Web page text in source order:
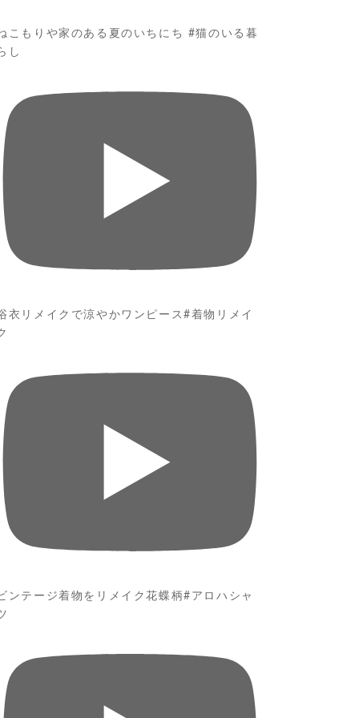
こもりや家のある夏のいちにち #猫のいる暮
し
衣リメイクで涼やかワンピース#着物リメイ
ンテージ着物をリメイク花蝶柄#アロハシャ